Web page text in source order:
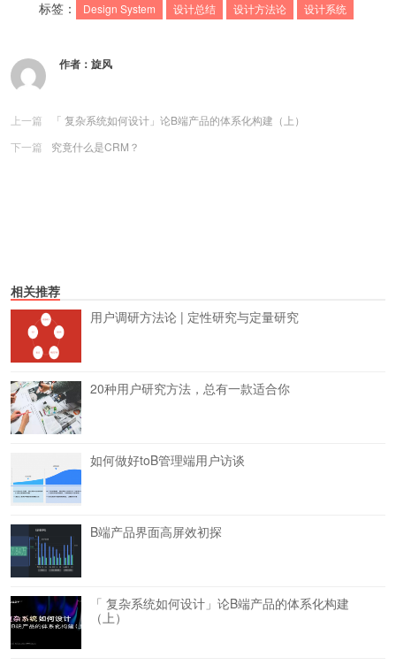
标签： Design System 设计总结 设计方法论 设计系统
作者： 旋风
上一篇
「 复杂系统如何设计」论B端产品的体系化构建（上）
下一篇
究竟什么是CRM？
相关推荐
用户调研方法论 | 定性研究与定量研究
20种用户研究方法，总有一款适合你
如何做好toB管理端用户访谈
B端产品界面高屏效初探
「 复杂系统如何设计」论B端产品的体系化构建
（上）